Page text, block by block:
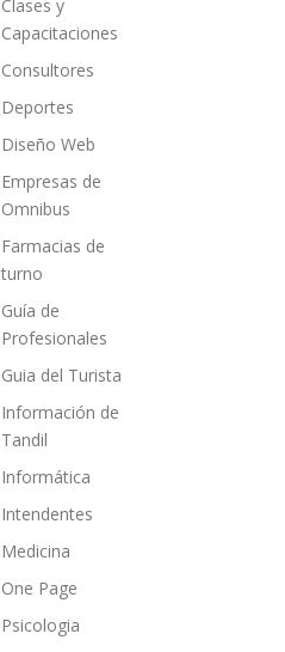
Clases y
Capacitaciones
Consultores
Deportes
Diseño Web
Empresas de
Omnibus
Farmacias de
turno
Guía de
Profesionales
Guia del Turista
Información de
Tandil
Informática
Intendentes
Medicina
One Page
Psicologia